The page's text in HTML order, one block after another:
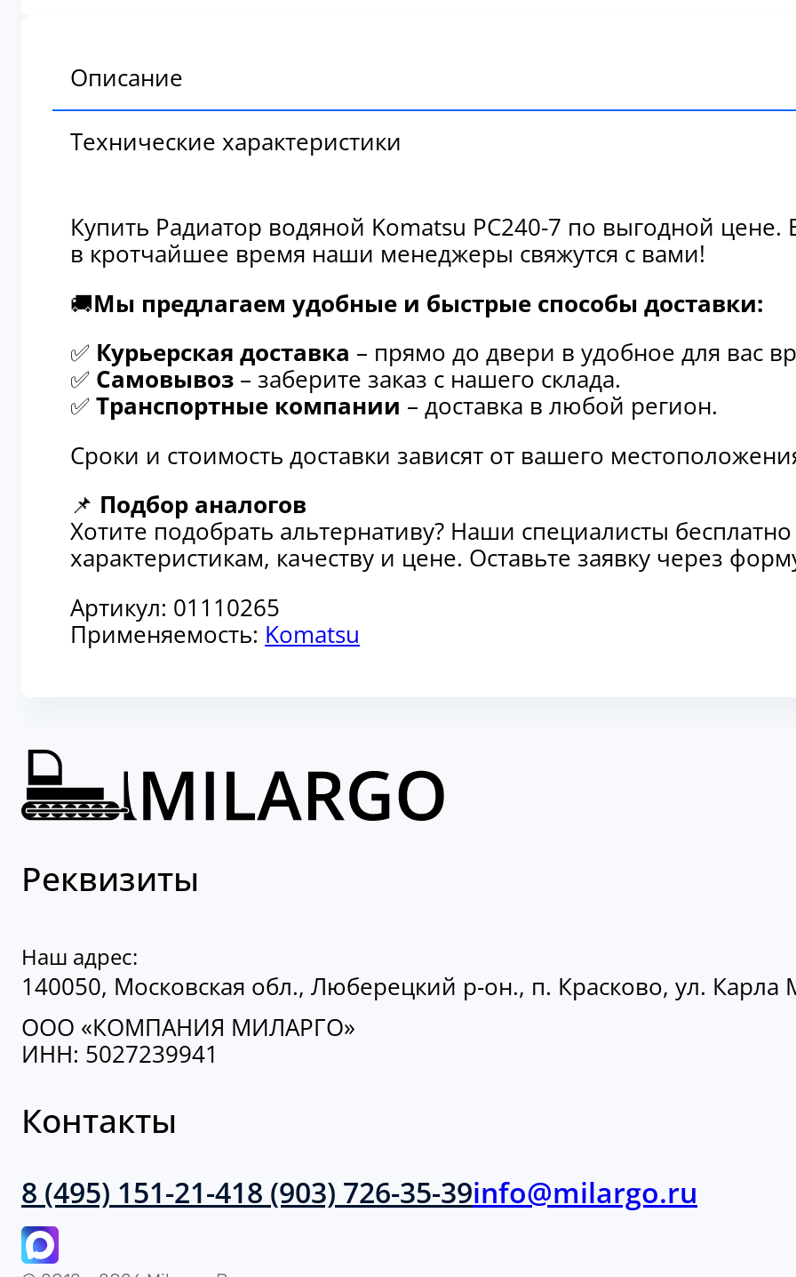
Описание
Технические характеристики
Купить Радиатор водяной Komatsu PC240-7 по выгодной
в кротчайшее время наши менеджеры свяжутся с вами!
🚚Мы предлагаем удобные и быстрые способы доставки:
✅ Курьерская доставка – прямо до двери в удобное для вас
✅ Самовывоз – заберите заказ с нашего склада.
✅ Транспортные компании – доставка в любой регион.
Сроки и стоимость доставки зависят от вашего
📌 Подбор аналогов
Хотите подобрать альтернативу? Наши специалисты
характеристикам, качеству и цене. Оставьте заявку через
Артикул: 01110265
Применяемость: Komatsu
Реквизиты
Наш адрес:
140050, Московская обл., Люберецкий р-он., п. Красково, ул. Карла
ООО «КОМПАНИЯ МИЛАРГО»
ИНН: 5027239941
Контакты
8 (495) 151-21-418 (903) 726-35-39info@milargo.ru